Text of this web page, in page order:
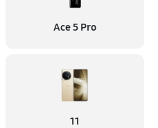
Ace 5 Pro
11